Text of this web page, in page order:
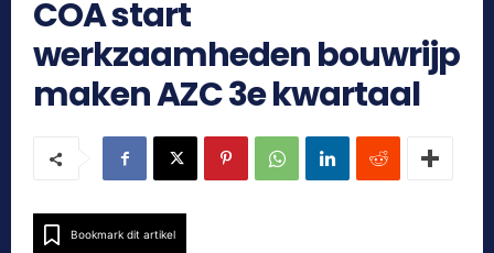
COA start
werkzaamheden bouwrijp
maken AZC 3e kwartaal
Bookmark dit artikel